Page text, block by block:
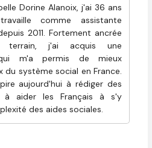
Dorine Alanoix, j'ai 36 ans
comme assistante
2011. Fortement ancrée
terrain, j'ai acquis une
m'a permis de mieux
du système social en France.
aujourd'hui à rédiger des
à aider les Français à s'y
des aides sociales.